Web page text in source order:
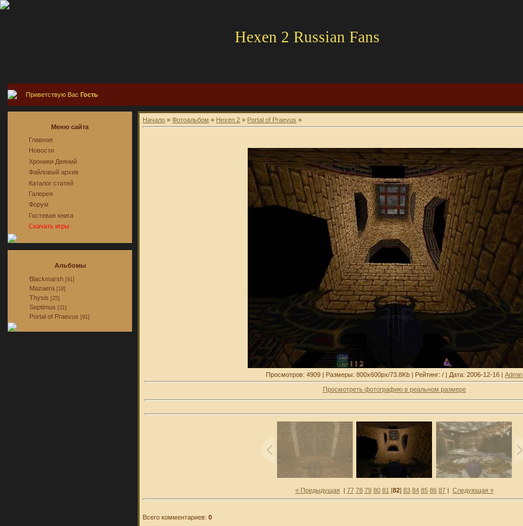
Hexen 2 Russian Fans
Приветствую ВасГость
Меню сайта
Главная
Новости
Хроники Деяний
Файловый архив
Каталог статей
Галерея
Форум
Гостевая книга
Скачать игры
Альбомы
Blackmarsh [91]
Mazaera [18]
Thysis [25]
Septimus [31]
Portal of Praevus [91]
Начало »Фотоальбом » Hexen 2 » Portal of Praevus »
Просмотров: 4909 | Размеры: 800x600px/73.8Kb | Рейтинг: / | Дата: 2006-12-16 |Admin
Просмотреть фотографию в реальном размере
« Предыдущая | 77 78 79 80 81 [82] 83 84 85 86 87| Следующая »
Всего комментариев:0